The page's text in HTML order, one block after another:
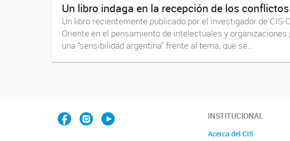
Un libro indaga en la recepción de los
Un libro recientemente publicado por el investigador de
Oriente en el pensamiento de intelectuales y
una “sensibilidad argentina” frente al tema, que se...
Facebook
Instagram
YouTube INSTITUCIONAL
Acerca del CIS